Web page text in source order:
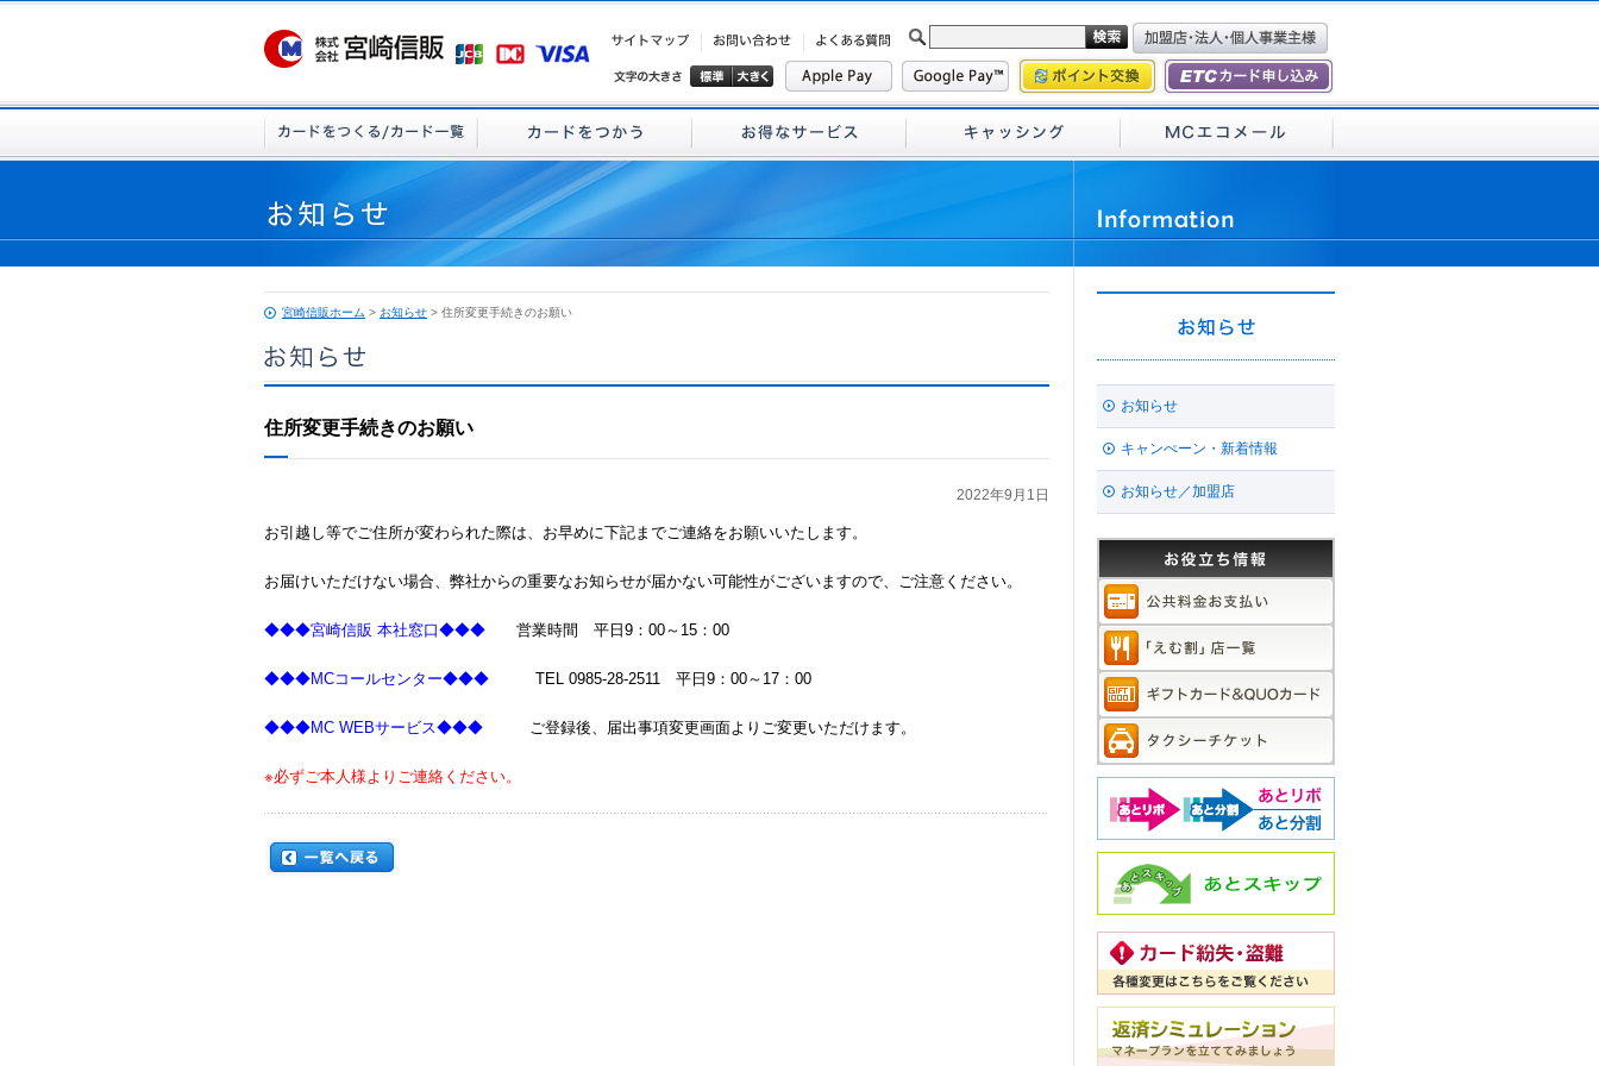
宮崎信販ホーム > お知らせ > 住所変更手続きのお願い
住所変更手続きのお願い
2022年9月1日
お引越し等でご住所が変わられた際は、お早めに下記までご連絡をお願いいたします。
お届けいただけない場合、弊社からの重要なお知らせが届かない可能性がございますので、ご注意ください。
◆◆◆宮崎信販 本社窓口◆◆◆ 営業時間 平日9：00～15：00
◆◆◆MCコールセンター◆◆◆ TEL 0985-28-2511 平日9：00～17：00
◆◆◆MC WEBサービス◆◆◆ ご登録後、届出事項変更画面よりご変更いただけます。
※必ずご本人様よりご連絡ください。
お知らせ
キャンぺーン・新着情報
お知らせ／加盟店